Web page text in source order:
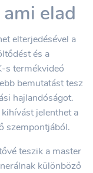
elad
elterjedésével a
és a
s termékvideó
bemutatást tesz
hajlandóságot.
jelenthet a
szempontjából.
teszik a master
különböző